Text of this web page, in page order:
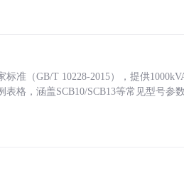
准（GB/T 10228-2015），提供
格，涵盖SCB10/SCB13等常见型号参